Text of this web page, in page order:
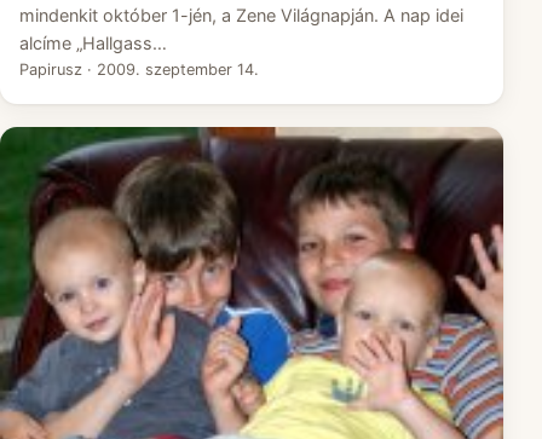
mindenkit október 1-jén, a Zene Világnapján. A nap idei
alcíme „Hallgass…
Papirusz · 2009. szeptember 14.